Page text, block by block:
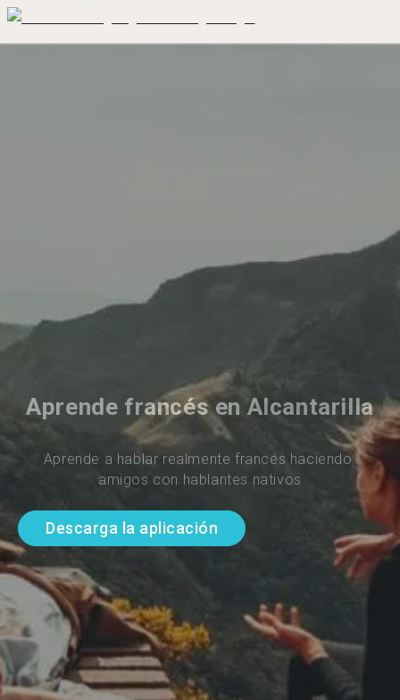
Aprende francés en Alcantarilla
Aprende a hablar realmente francés haciendo
amigos con hablantes nativos
Descarga la aplicación